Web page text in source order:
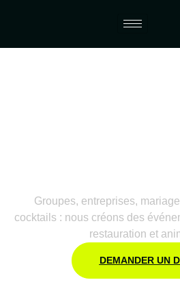
Groupes, entreprises,
cocktails : nous créons des
restauration et
DEMANDER UN